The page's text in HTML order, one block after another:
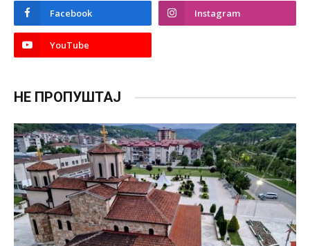
Facebook Instagram
YouTube
НЕ ПРОПУШТАЈ